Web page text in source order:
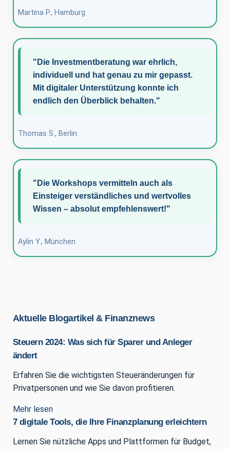
Martina P., Hamburg
"Die Investmentberatung war ehrlich,
individuell und hat genau zu mir gepasst.
Mit digitaler Unterstützung konnte ich
endlich den Überblick behalten."
Thomas S., Berlin
"Die Workshops vermitteln auch als
Einsteiger verständliches und wertvolles
Wissen – absolut empfehlenswert!"
Aylin Y., München
Aktuelle Blogartikel & Finanznews
Steuern 2024: Was sich für Sparer und Anleger
ändert
Erfahren Sie die wichtigsten Steueränderungen für
Privatpersonen und wie Sie davon profitieren.
Mehr lesen
7 digitale Tools, die Ihre Finanzplanung erleichtern
Lernen Sie nützliche Apps und Plattformen für Budget,